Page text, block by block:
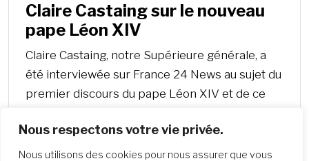
Nous respectons votre vie privée.
Nous utilisons des cookies pour nous assurer que vous
Claire Castaing sur le nouveau
pape Léon XIV
Claire Castaing, notre Supérieure générale, a
été interviewée sur France 24 News au sujet du
premier discours du pape Léon XIV et de ce
pour l’Église et pour le monde.